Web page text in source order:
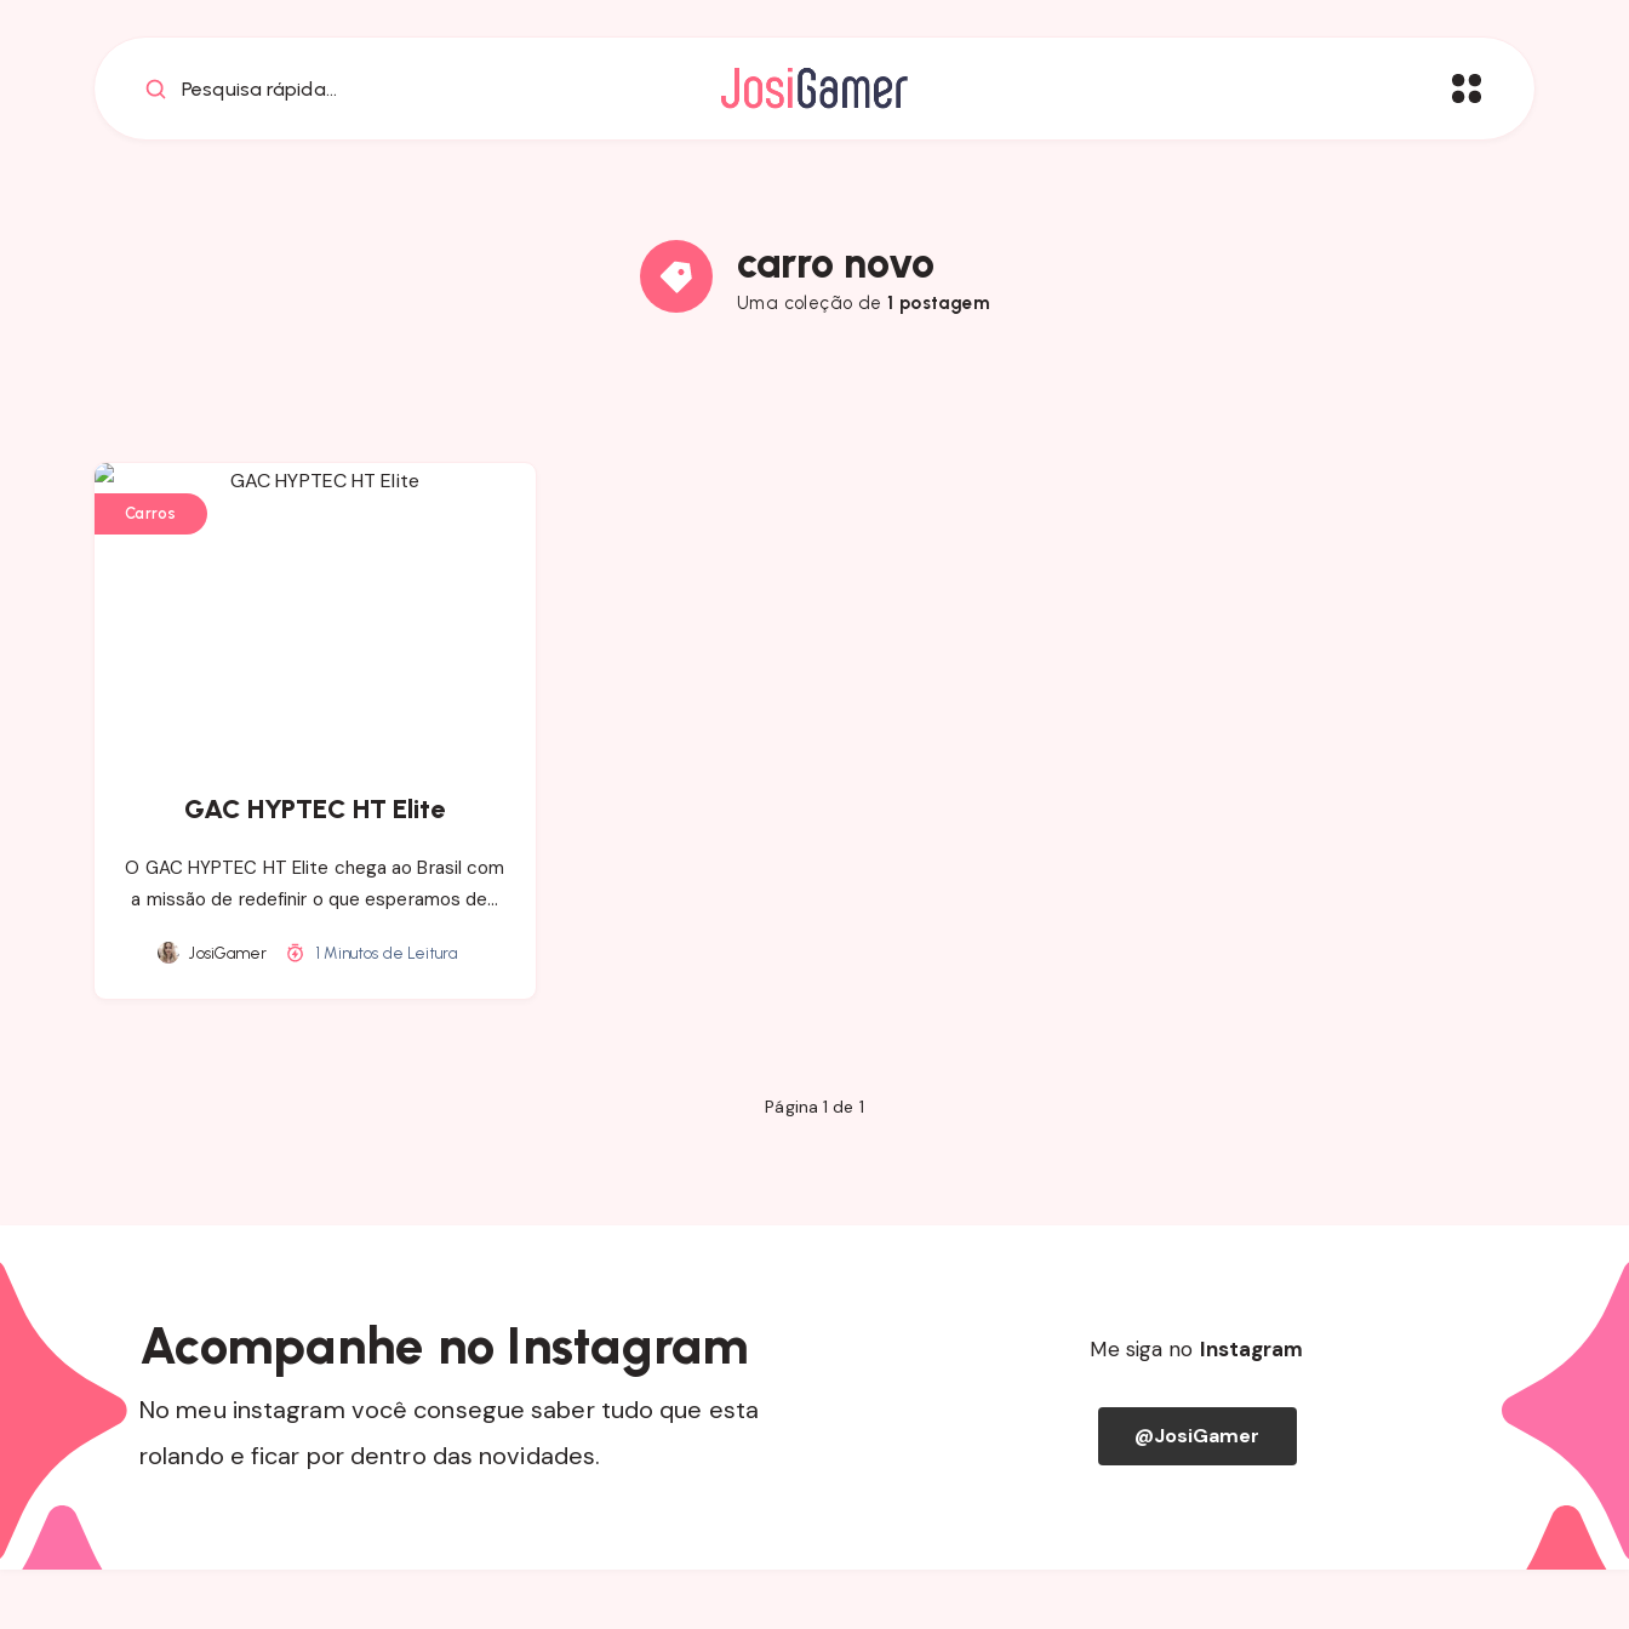
Pesquisa rápida...
carro novo
Uma coleção de 1 postagem
Carros
GAC HYPTEC HT Elite
O GAC HYPTEC HT Elite chega ao Brasil com
a missão de redefinir o que esperamos de…
JosiGamer 1 Minutos de Leitura
Página 1 de 1
Acompanhe no Instagram
No meu instagram você consegue saber tudo que esta
rolando e ficar por dentro das novidades.
Me siga no Instagram
@JosiGamer